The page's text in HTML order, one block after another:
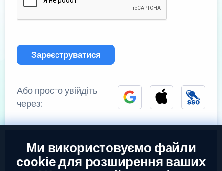
Зареєструватися
Або просто увійдіть
через:
Ми використовуємо файли
cookie для розширення ваших